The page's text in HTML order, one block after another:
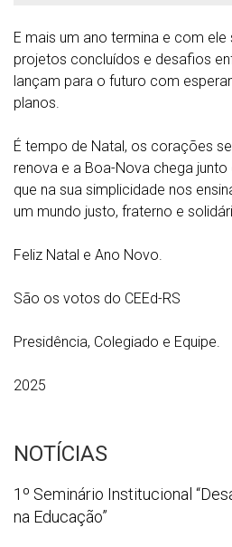
E mais um ano termina e com ele
projetos concluídos e desafios
lançam para o futuro com
planos.
É tempo de Natal, os corações
renova e a Boa-Nova chega
que na sua simplicidade nos
um mundo justo, fraterno e
Feliz Natal e Ano Novo.
São os votos do CEEd-RS
Presidência, Colegiado e Equipe.
2025
NOTÍCIAS
1º
Seminário
1º Seminário Institucional
na Educação”